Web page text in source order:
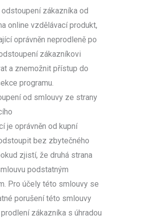
zákazníka od
online vzdělávací produkt,
oprávněn neprodleně po
zákazníkovi
a znemožnit přístup do
programu.
od smlouvy ze strany
je oprávněn od kupní
bez zbytečného
zjistí, že druhá strana
podstatným
Pro účely této smlouvy se
porušení této smlouvy
zákazníka s úhradou